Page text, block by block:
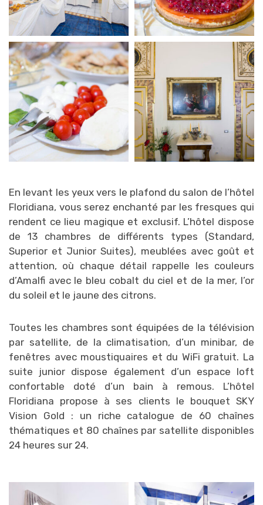
En levant les yeux vers le plafond du salon de l’hôtel
Floridiana, vous serez enchanté par les fresques qui
rendent ce lieu magique et exclusif. L’hôtel dispose
de 13 chambres de différents types (Standard,
Superior et Junior Suites), meublées avec goût et
attention, où chaque détail rappelle les couleurs
d’Amalfi avec le bleu cobalt du ciel et de la mer, l’or
du soleil et le jaune des citrons.
Toutes les chambres sont équipées de la télévision
par satellite, de la climatisation, d’un minibar, de
fenêtres avec moustiquaires et du WiFi gratuit. La
suite junior dispose également d’un espace loft
confortable doté d’un bain à remous. L’hôtel
Floridiana propose à ses clients le bouquet SKY
Vision Gold : un riche catalogue de 60 chaînes
thématiques et 80 chaînes par satellite disponibles
24 heures sur 24.